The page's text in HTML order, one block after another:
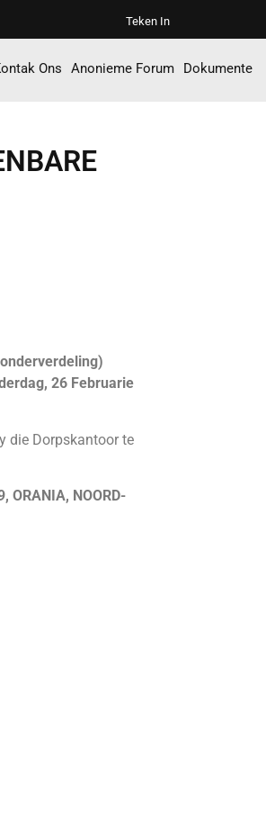
Teken In
Ons Anonieme Forum Dokumente
26 Februarie
die Dorpskantoor te
ORANIA, NOORD-